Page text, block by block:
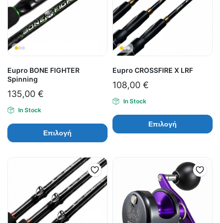
Eupro BONE FIGHTER
Spinning
135,00 €
In Stock
Επιλογή
Eupro CROSSFIRE X LRF
108,00 €
In Stock
Επιλογή